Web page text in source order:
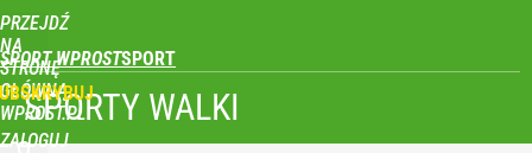
PRZEJDŹ
NA
STRONĘ
GŁÓWNĄ
WPROST.PL
SPORT WPROST
ZALOGUJ
SPORTY WALKI